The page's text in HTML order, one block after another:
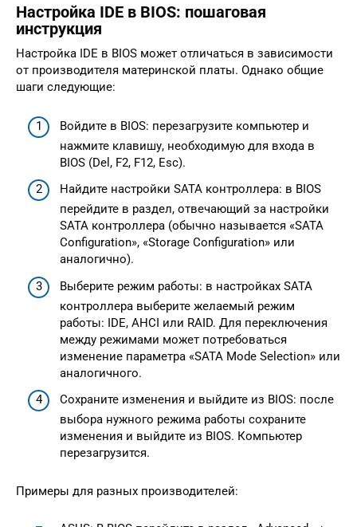
Настройка IDE в BIOS: пошаговая
инструкция
Настройка IDE в BIOS может отличаться в зависимости
от производителя материнской платы. Однако общие
шаги следующие:
Войдите в BIOS: перезагрузите компьютер и
нажмите клавишу, необходимую для входа в
BIOS (Del, F2, F12, Esc).
Найдите настройки SATA контроллера: в BIOS
перейдите в раздел, отвечающий за настройки
SATA контроллера (обычно называется «SATA
Configuration», «Storage Configuration» или
аналогично).
Выберите режим работы: в настройках SATA
контроллера выберите желаемый режим
работы: IDE, AHCI или RAID. Для переключения
между режимами может потребоваться
изменение параметра «SATA Mode Selection» или
аналогичного.
Сохраните изменения и выйдите из BIOS: после
выбора нужного режима работы сохраните
изменения и выйдите из BIOS. Компьютер
перезагрузится.
Примеры для разных производителей: